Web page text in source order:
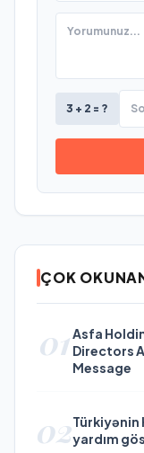
3 + 2 = ?
ÇOK
01Asfa
Directors
Message
02yardım